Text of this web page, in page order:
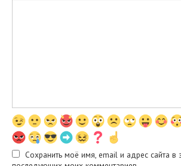
Сохранить моё имя, email и адрес сайта в